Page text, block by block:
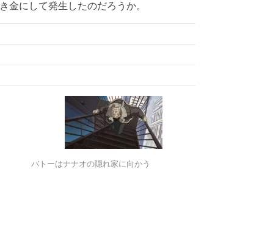
金にして発生したのだろうか。
バトーはナナオの隠れ家に向かう